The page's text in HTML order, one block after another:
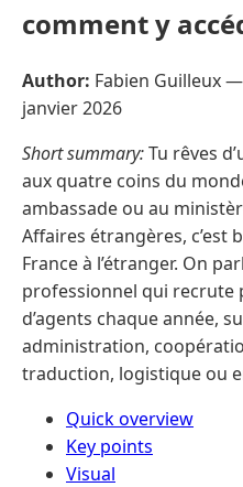
comment y
Author: Fabien Guilleux —
janvier 2026
Short summary:Tu rêves
aux quatre coins du
ambassade ou au
Affaires étrangères, c’est
France à l’étranger. On
professionnel qui recrute
d’agents chaque année,
administration,
traduction, logistique ou
Quick overview
Key points
Visual